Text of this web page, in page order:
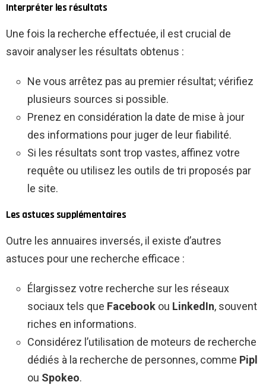
Interpréter les résultats
Une fois la recherche effectuée, il est crucial de
savoir analyser les résultats obtenus :
Ne vous arrêtez pas au premier résultat; vérifiez
plusieurs sources si possible.
Prenez en considération la date de mise à jour
des informations pour juger de leur fiabilité.
Si les résultats sont trop vastes, affinez votre
requête ou utilisez les outils de tri proposés par
le site.
Les astuces supplémentaires
Outre les annuaires inversés, il existe d’autres
astuces pour une recherche efficace :
Élargissez votre recherche sur les réseaux
sociaux tels que Facebook ou LinkedIn, souvent
riches en informations.
Considérez l’utilisation de moteurs de recherche
dédiés à la recherche de personnes, comme Pipl
ou Spokeo.